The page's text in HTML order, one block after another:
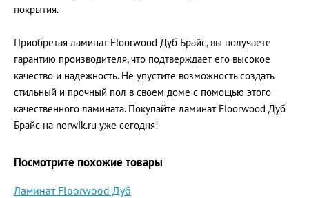
покрытия.
Приобретая ламинат Floorwood Дуб Брайс, вы получаете
гарантию производителя, что подтверждает его высокое
качество и надежность. Не упустите возможность создать
стильный и прочный пол в своем доме с помощью этого
качественного ламината. Покупайте ламинат Floorwood Дуб
Брайс на norwik.ru уже сегодня!
Посмотрите похожие товары
Ламинат Floorwood Дуб